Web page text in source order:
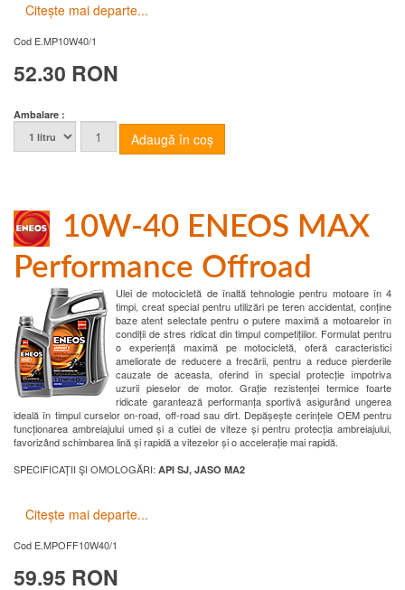
Citește mai departe...
Cod E.MP10W40/1
52.30 RON
Ambalare :
10W-40 ENEOS MAX
Performance Offroad
Ulei de motocicletă de înaltă tehnologie pentru motoare în 4
timpi, creat special pentru utilizări pe teren accidentat, conține
baze atent selectate pentru o putere maximă a motoarelor în
condiții de stres ridicat din timpul competițiilor. Formulat pentru
o experiență maximă pe motocicletă, oferă caracteristici
ameliorate de reducere a frecării, pentru a reduce pierderile
cauzate de aceasta, oferind în special protecție împotriva
uzurii pieselor de motor. Grație rezistenței termice foarte
ridicate garantează performanța sportivă asigurând ungerea
ideală în timpul curselor on-road, off-road sau dirt. Depășește cerințele OEM pentru
funcționarea ambreiajului umed și a cutiei de viteze și pentru protecția ambreiajului,
favorizând schimbarea lină și rapidă a vitezelor și o accelerație mai rapidă.
SPECIFICAȚII ŞI OMOLOGĂRI: API SJ, JASO MA2
Citește mai departe...
Cod E.MPOFF10W40/1
59.95 RON